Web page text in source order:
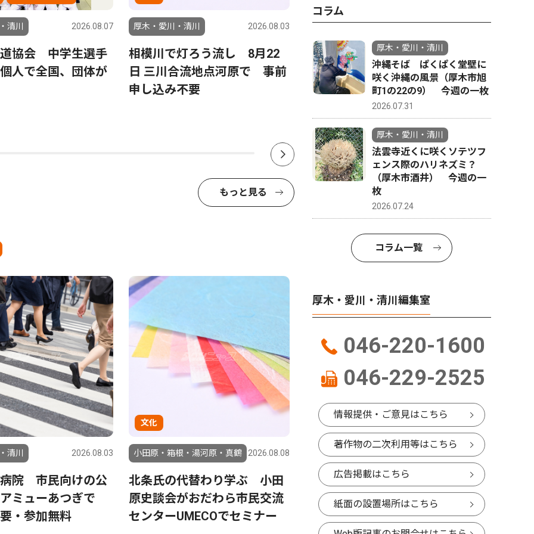
清川 2026.08.07
協会 中学生選手
人で全国、団体が
厚木・愛川・清川 2026.08.03
相模川で灯ろう流し 8月22
日 三川合流地点河原で 事前
申し込み不要
「きよかわごはん」開設 36
レシピ公開
カ月 変
出 茅大
もっと見る
清川 2026.08.03
院 市民向けの公
ミューあつぎで
・参加無料
文化
小田原・箱根・湯河原・真鶴 2026.08.08
北条氏の代替わり学ぶ 小田
原史談会がおだわら市民交流
センターUMECOでセミナー
コラム
厚木・愛川・清川
沖縄そば ぱくぱく堂壁に
咲く沖縄の風景（厚木市旭
町1の22の9） 今週の一枚
2026.07.31
厚木・愛川・清川
法雲寺近くに咲くソテツフ
ェンス際のハリネズミ？
（厚木市酒井） 今週の一
枚
2026.07.24
コラム一覧
厚木・愛川・清川編集室
046-220-1600
046-229-2525
情報提供・ご意見はこちら
著作物の二次利用等はこちら
広告掲載はこちら
紙面の設置場所はこちら